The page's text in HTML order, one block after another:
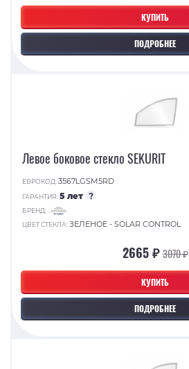
КУПИТЬ
ПОДРОБНЕЕ
КУПИТЬ
ПОДРОБНЕЕ
Левое боковое стекло SEKURIT
ЕВРОКОД:3567LGSM5RD
ГАРАНТИЯ:5 лет ?
БРЕНД:
ЦВЕТ СТЕКЛА:ЗЕЛЕНОЕ - SOLAR CONTROL
2665 ₽3070 ₽